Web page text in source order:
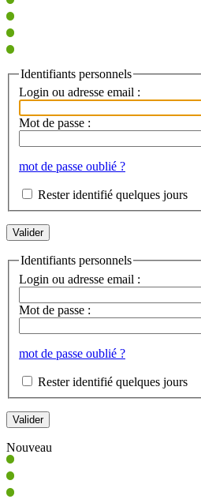
Identifiants personnels
Login ou adresse email :
Mot de passe :
mot de passe oublié ?
Rester identifié quelques jours
Identifiants personnels
Login ou adresse email :
Mot de passe :
mot de passe oublié ?
Rester identifié quelques jours
Nouveau